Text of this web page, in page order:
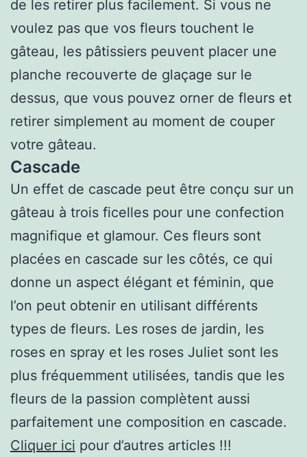
de les retirer plus facilement. Si vous ne
voulez pas que vos fleurs touchent le
gâteau, les pâtissiers peuvent placer une
planche recouverte de glaçage sur le
dessus, que vous pouvez orner de fleurs et
retirer simplement au moment de couper
votre gâteau.
Cascade
Un effet de cascade peut être conçu sur un
gâteau à trois ficelles pour une confection
magnifique et glamour. Ces fleurs sont
placées en cascade sur les côtés, ce qui
donne un aspect élégant et féminin, que
l’on peut obtenir en utilisant différents
types de fleurs. Les roses de jardin, les
roses en spray et les roses Juliet sont les
plus fréquemment utilisées, tandis que les
fleurs de la passion complètent aussi
parfaitement une composition en cascade.
Cliquer ici pour d’autres articles !!!